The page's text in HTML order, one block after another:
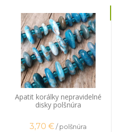
Apatit korálky nepravidelné
disky polšnúra
3,70 €/ polšnúra